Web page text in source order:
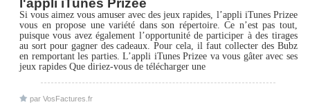
l'appli iTunes Prizee
Si vous aimez vous amuser avec des jeux rapides, l’appli iTunes Prizee
vous en propose une variété dans son répertoire. Ce n’est pas tout,
puisque vous avez également l’opportunité de participer à des tirages
au sort pour gagner des cadeaux. Pour cela, il faut collecter des Bubz
en remportant les parties. L’appli iTunes Prizee va vous gâter avec ses
jeux rapides Que diriez-vous de télécharger une
par VosFactures.fr